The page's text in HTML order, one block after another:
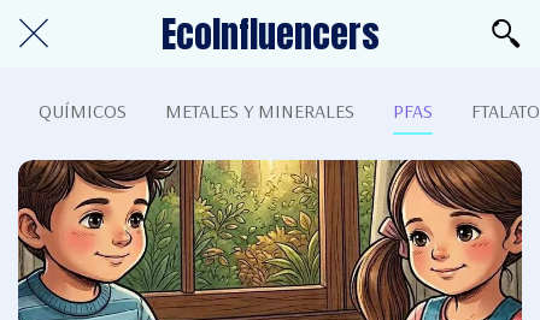
EcoInfluencers
QUÍMICOS METALES Y MINERALES PFAS